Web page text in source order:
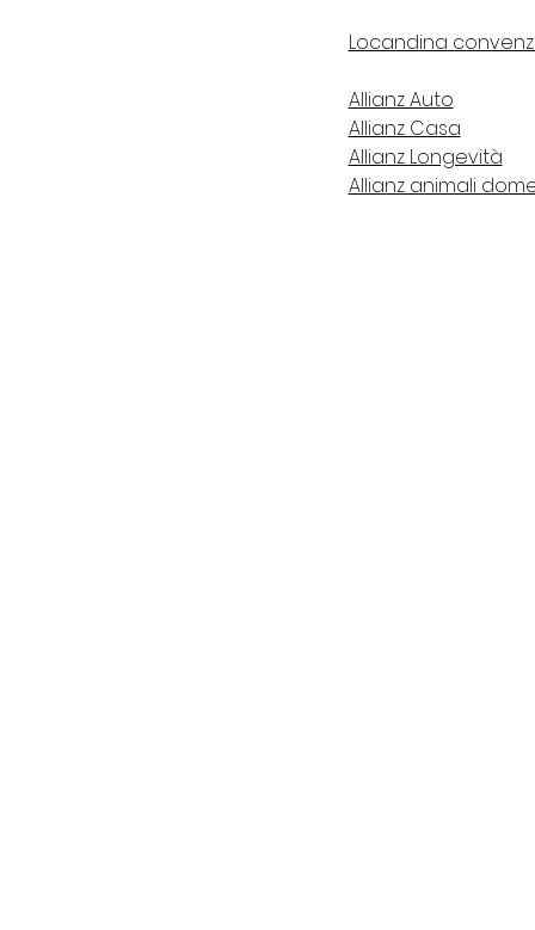
Locandina
Allianz Auto
Allianz Casa
Allianz Longevità
Allianz animali